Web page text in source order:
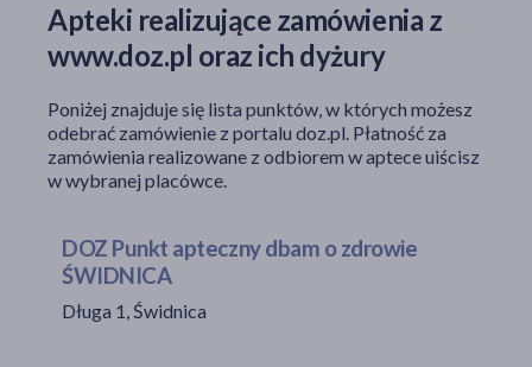
Apteki realizujące zamówienia z
www.doz.pl oraz ich dyżury
Poniżej znajduje się lista punktów, w których możesz
odebrać zamówienie z portalu doz.pl. Płatność za
zamówienia realizowane z odbiorem w aptece uiścisz
w wybranej placówce.
DOZ Punkt apteczny dbam o zdrowie
ŚWIDNICA
Długa 1, Świdnica